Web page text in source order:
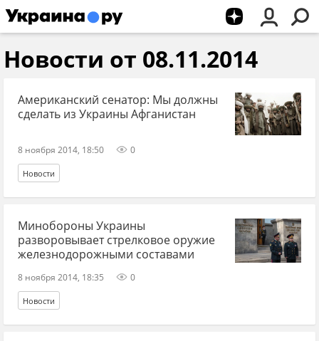
Новости от 08.11.2014
Американский сенатор: Мы должны
сделать из Украины Афганистан
8 ноября 2014, 18:50 0
Новости
Минобороны Украины
разворовывает стрелковое оружие
железнодорожными составами
8 ноября 2014, 18:35 0
Новости